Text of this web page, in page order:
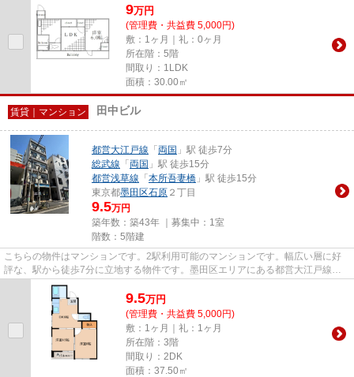
9万円
(管理費・共益費 5,000円)
敷：1ヶ月｜礼：0ヶ月
所在階：5階
間取り：1LDK
面積：30.00㎡
賃貸｜マンション 田中ビル
都営大江戸線 「 両国 」駅 徒歩7分
総武線 「 両国 」駅 徒歩15分
都営浅草線 「 本所吾妻橋 」駅 徒歩15分
東京都墨田区石原 ２丁目
9.5万円
築年数：築43年 ｜募集中： 1室
階数：5階建
こちらの物件はマンションです。2駅利用可能のマンションです。幅広い層に好
評な、駅から徒歩7分に立地する物件です。墨田区エリアにある都営大江戸線両
国周辺は物件の数が豊富にあり...
9.5万円
(管理費・共益費 5,000円)
敷：1ヶ月｜礼：1ヶ月
所在階：3階
間取り：2DK
面積：37.50㎡